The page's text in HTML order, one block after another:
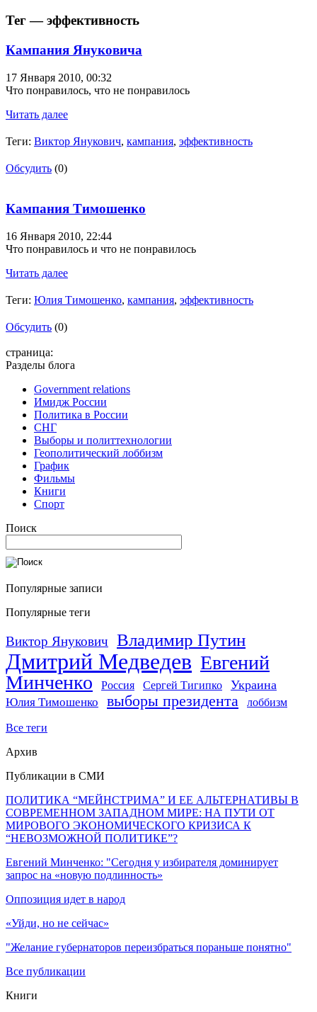
Тег — эффективность
Кампания Януковича
17 Января 2010, 00:32
Что понравилось, что не понравилось
Читать далее
Теги: Виктор Янукович, кампания, эффективность
Обсудить (0)
Кампания Тимошенко
16 Января 2010, 22:44
Что понравилось и что не понравилось
Читать далее
Теги: Юлия Тимошенко, кампания, эффективность
Обсудить (0)
страница:
Разделы блога
Government relations
Имидж России
Политика в России
СНГ
Выборы и политтехнологии
Геополитический лоббизм
График
Фильмы
Книги
Спорт
Поиск
Популярные записи
Популярные теги
Виктор Янукович Владимир Путин
Дмитрий Медведев Евгений
Минченко
Россия Сергей Тигипко Украина
Юлия Тимошенко выборы президента лоббизм
Все теги
Архив
Публикации в СМИ
ПОЛИТИКА “МЕЙНСТРИМА” И ЕЕ АЛЬТЕРНАТИВЫ В
СОВРЕМЕННОМ ЗАПАДНОМ МИРЕ: НА ПУТИ ОТ
МИРОВОГО ЭКОНОМИЧЕСКОГО КРИЗИСА К
“НЕВОЗМОЖНОЙ ПОЛИТИКЕ”?
Евгений Минченко: "Сегодня у избирателя доминирует
запрос на «новую подлинность»
Оппозиция идет в народ
«Уйди, но не сейчас»
"Желание губернаторов переизбраться пораньше понятно"
Все публикации
Книги